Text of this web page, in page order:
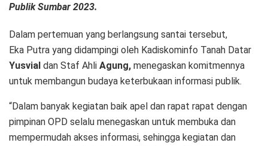
Publik Sumbar 2023.
Dalam pertemuan yang berlangsung santai tersebut,
Eka Putra yang didampingi oleh Kadiskominfo Tanah Datar
Yusvial dan Staf Ahli Agung, menegaskan komitmennya
untuk membangun budaya keterbukaan informasi publik.
“Dalam banyak kegiatan baik apel dan rapat rapat dengan
pimpinan OPD selalu menegaskan untuk membuka dan
mempermudah akses informasi, sehingga kegiatan dan